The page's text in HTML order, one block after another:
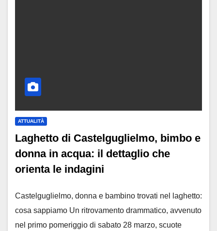
ATTUALITÀ
Laghetto di Castelguglielmo, bimbo e
donna in acqua: il dettaglio che
orienta le indagini
Castelguglielmo, donna e bambino trovati nel laghetto:
cosa sappiamo Un ritrovamento drammatico, avvenuto
nel primo pomeriggio di sabato 28 marzo, scuote